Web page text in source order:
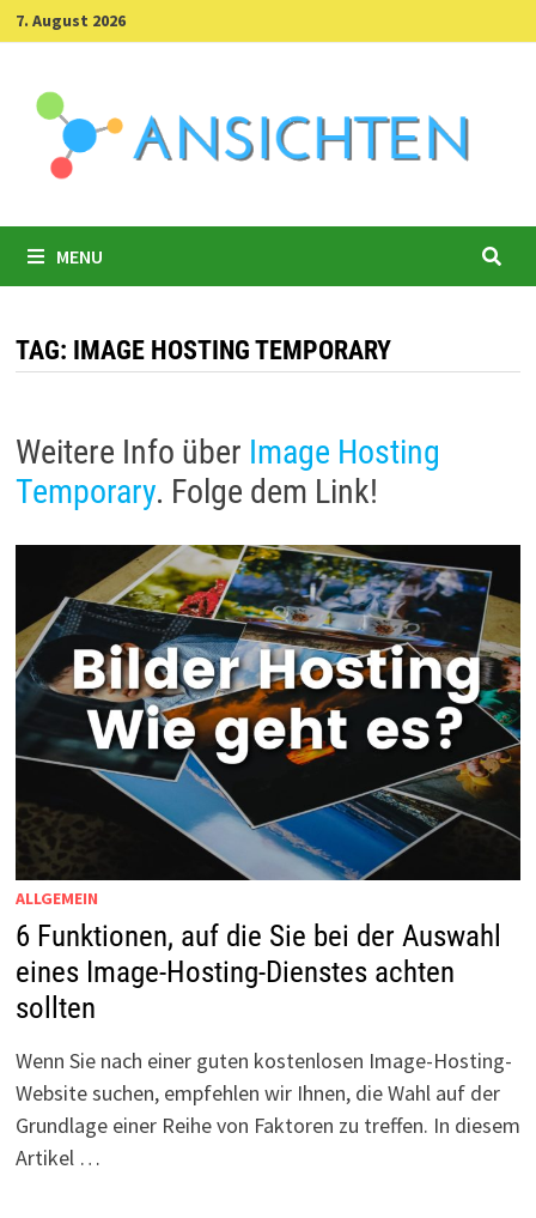
Skip
to
7. August 2026
MENU
TAG: IMAGE HOSTING TEMPORARY
Weitere Info über Image Hosting
Temporary. Folge dem Link!
ALLGEMEIN
6 Funktionen, auf die Sie bei der Auswahl
eines Image-Hosting-Dienstes achten
sollten
Wenn Sie nach einer guten kostenlosen Image-Hosting-
Website suchen, empfehlen wir Ihnen, die Wahl auf der
Grundlage einer Reihe von Faktoren zu treffen. In diesem
Artikel …